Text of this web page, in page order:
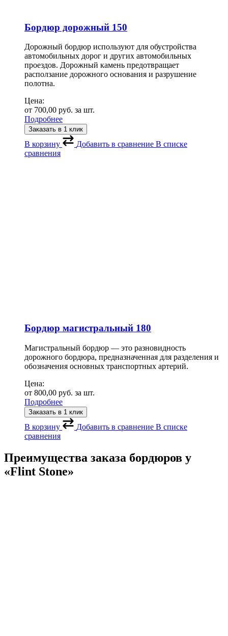
Бордюр дорожный 150
Дорожный бордюр используют для обустройства
автомобильных дорог и других автомобильных
проездов. Дорожный камень предотвращает
расползание дорожного основания и разрушение
полотна.
Цена:
от 700,00 руб. за шт.
Подробнее
Заказать в 1 клик
В корзину Добавить в сравнение В списке
сравнения
Бордюр магистральный 180
Магистральный бордюр — это разновидность
дорожного бордюра, предназначенная для разделения и
обозначения основных транспортных артерий.
Цена:
от 800,00 руб. за шт.
Подробнее
Заказать в 1 клик
В корзину Добавить в сравнение В списке
сравнения
Преимущества заказа бордюров у
«Flint Stone»